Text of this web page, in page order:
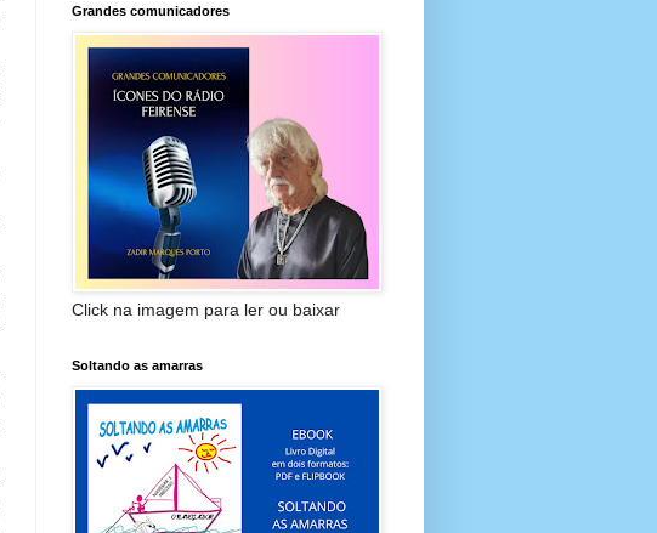
Grandes comunicadores
Click na imagem para ler ou baixar
Soltando as amarras